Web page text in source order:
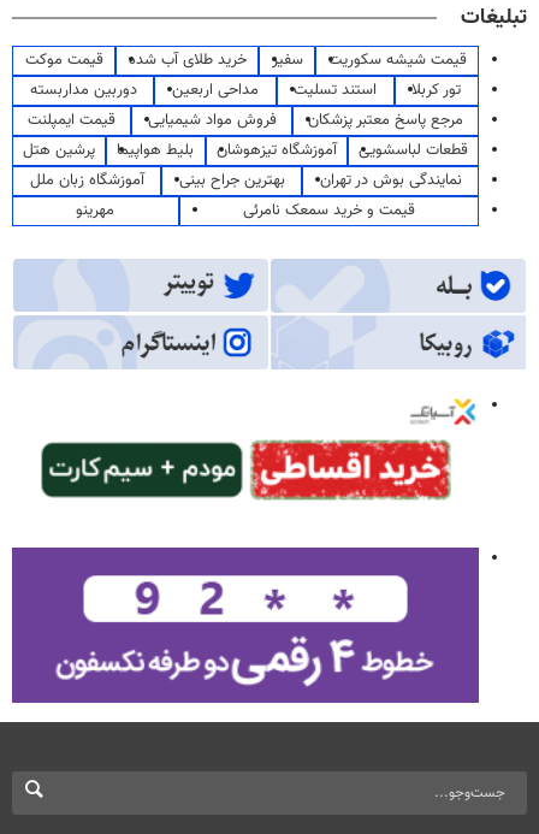
تبلیغات
قیمت شیشه سکوریت سفیر خرید طلای آب شده
قیمت موکت
تور کربلا
استند تسلیت مداحی اربعین
دوربین مداربسته
مرجع پاسخ معتبر پزشکان
فروش مواد شیمیایی
قیمت ایمپلنت
قطعات لباسشویی
آموزشگاه تیزهوشان بلیط هواپیما
پرشین هتل
نمایندگی بوش در تهران
بهترین جراح بینی
آموزشگاه زبان ملل
قیمت و خرید سمعک نامرئی
مهرینو